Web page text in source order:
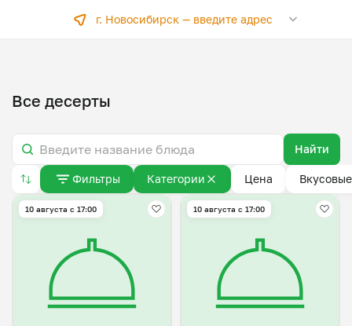
г. Новосибирск —введите адрес
Все десерты
Найти
Фильтры Категории Цена
10 августа с 17:00 10 августа с 17:00